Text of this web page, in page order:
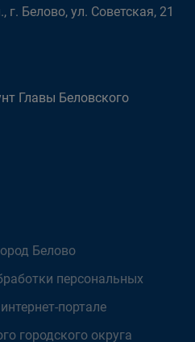
Белово, ул. Советская, 21
Главы Беловского
Белово
персональных
портале
городского округа